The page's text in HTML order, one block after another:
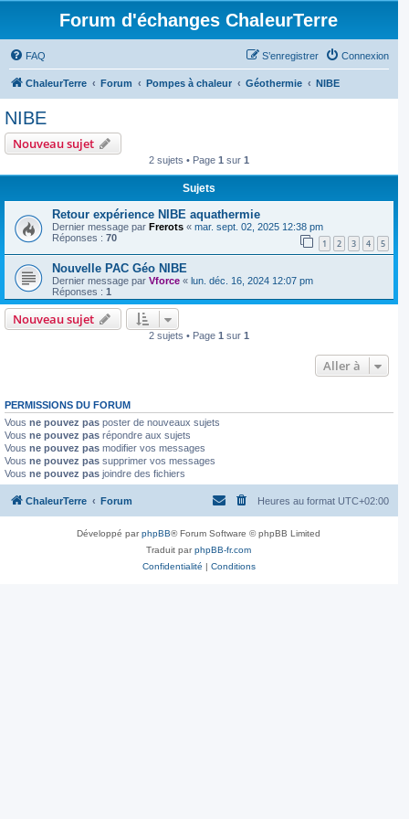
Forum d'échanges ChaleurTerre
FAQ Connexion
S’enregistrer
ChaleurTerre Forum Pompes à chaleur Géothermie NIBE
NIBE
Nouveau sujet
2 sujets • Page 1 sur 1
Sujets
Retour expérience NIBE aquathermie
Dernier message par Frerots « mar. sept. 02, 2025 12:38 pm
Réponses : 70 1 2 3 4 5
Nouvelle PAC Géo NIBE
Dernier message par Vforce « lun. déc. 16, 2024 12:07 pm
Réponses : 1
Nouveau sujet
2 sujets • Page 1 sur 1
Aller à
PERMISSIONS DU FORUM
Vous ne pouvez pas poster de nouveaux sujets
Vous ne pouvez pas répondre aux sujets
Vous ne pouvez pas modifier vos messages
Vous ne pouvez pas supprimer vos messages
Vous ne pouvez pas joindre des fichiers
ChaleurTerre Forum Heures au format UTC+02:00
Développé parphpBB® Forum Software © phpBB Limited
Traduit parphpBB-fr.com
Confidentialité | Conditions